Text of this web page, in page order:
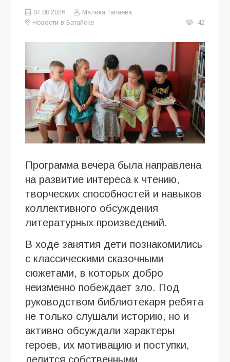
07.08.2026
Малика Тапаева
Новости в Батайске
42
Программа вечера была направлена
на развитие интереса к чтению,
творческих способностей и навыков
коллективного обсуждения
литературных произведений.
В ходе занятия дети познакомились
с классическими сказочными
сюжетами, в которых добро
неизменно побеждает зло. Под
руководством библиотекаря ребята
не только слушали историю, но и
активно обсуждали характеры
героев, их мотивацию и поступки,
делится собственными